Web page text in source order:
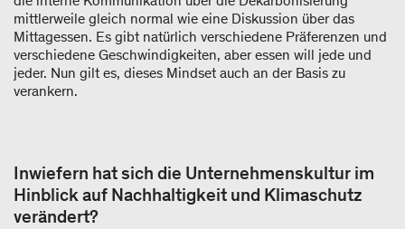
mittlerweile gleich normal wie eine Diskussion über das
Mittagessen. Es gibt natürlich verschiedene Präferenzen und
verschiedene Geschwindigkeiten, aber essen will jede und
jeder. Nun gilt es, dieses Mindset auch an der Basis zu
verankern.
Inwiefern hat sich die Unternehmenskultur im
Hinblick auf Nachhaltigkeit und Klimaschutz
verändert?